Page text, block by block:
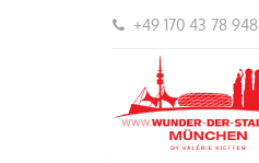
+49 170 43 78 948